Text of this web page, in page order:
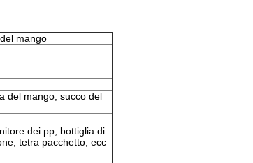
mango
del mango, succo del
dei pp, bottiglia di
tetra pacchetto, ecc